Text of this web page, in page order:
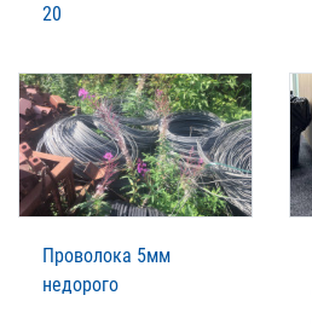
20
Проволока 5мм
недорого